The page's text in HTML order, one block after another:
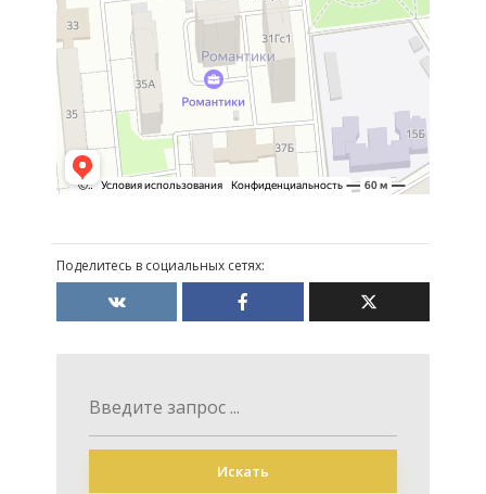
Поделитесь в социальных сетях:
Искать